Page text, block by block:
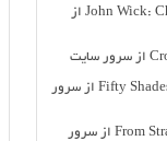
دانلود مستقیم فیلم خارجی John Wick: Chapter 2 2017 از
دانلود مستقیم فیلم خارجی Fifty Shades Darker 2017 از سرور
دانلود مستقیم فیلم خارجی From Straight As 2017 از سرور